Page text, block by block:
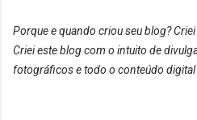
de um determinado
fotografan...
Turkiss Blue
https://
colors-turkiss-
Porque e quando criou seu blog?
Criei este blog com o intuito de
fotográficos e todo o conteúdo
vida de Blogueira? Tem sido um